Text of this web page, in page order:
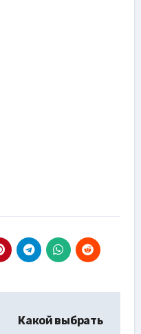
Какой выбрать